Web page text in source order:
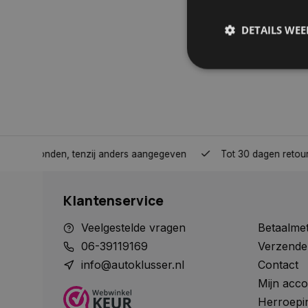
tenzij anders aangegeven Tot 30 dagen retour sturen.
Klantenservice
Veelgestelde vragen
06-39119169
info@autoklusser.nl
Contact
Mijn
DETAILS
Naam
__cf_bm